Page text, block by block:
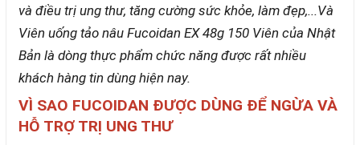
và điều trị ung thư, tăng cường sức khỏe, làm đẹp,...Và
Viên uống tảo nâu Fucoidan EX 48g 150 Viên của Nhật
Bản là dòng thực phẩm chức năng được rất nhiều
khách hàng tin dùng hiện nay.
VÌ SAO FUCOIDAN ĐƯỢC DÙNG ĐỂ NGỪA VÀ
HỖ TRỢ TRỊ UNG THƯ